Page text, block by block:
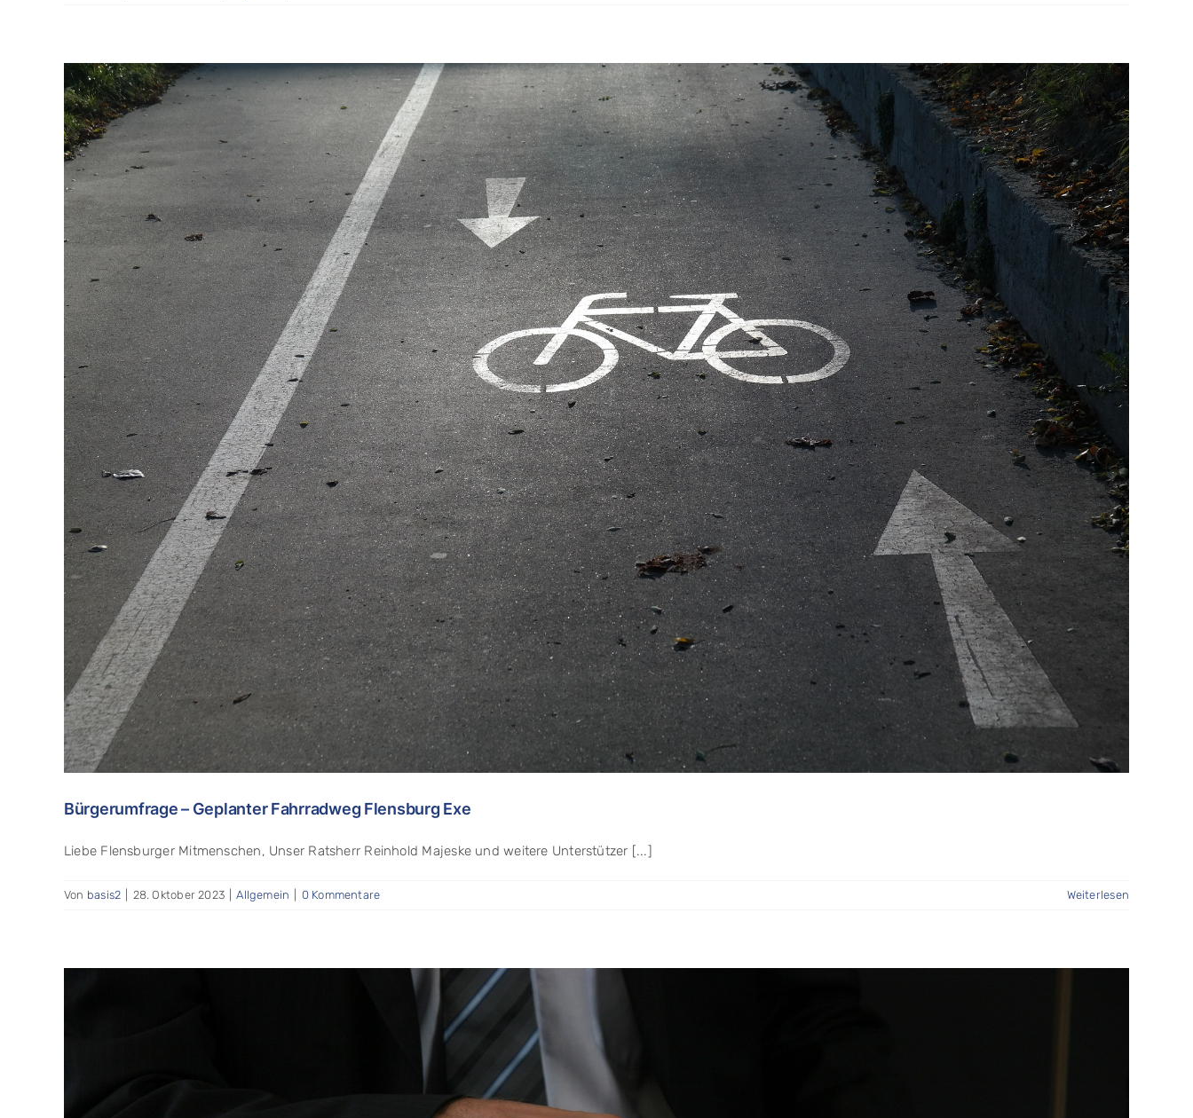
Bürgerumfrage – Geplanter Fahrradweg Flensburg Exe
Liebe Flensburger Mitmenschen, Unser Ratsherr Reinhold Majeske und weitere Unterstützer [...]
Von basis2 28. Oktober 2023 Allgemein 0 Kommentare Weiterlesen